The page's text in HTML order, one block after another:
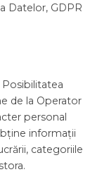
Datelor, GDPR
Posibilitatea
de la Operator
personal
informații
categoriile